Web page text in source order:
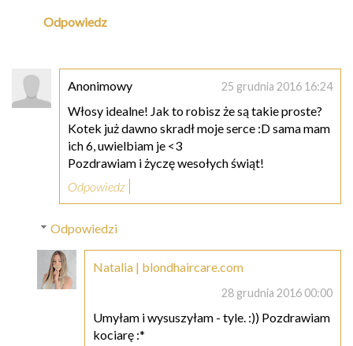
Odpowiedz
Anonimowy 25 grudnia 2016 16:24
Włosy idealne! Jak to robisz że są takie proste?
Kotek już dawno skradł moje serce :D sama mam
ich 6, uwielbiam je <3
Pozdrawiam i życzę wesołych świąt!
Odpowiedz
Odpowiedzi
Natalia | blondhaircare.com
28 grudnia 2016 00:00
Umyłam i wysuszyłam - tyle. :)) Pozdrawiam
kociarę :*